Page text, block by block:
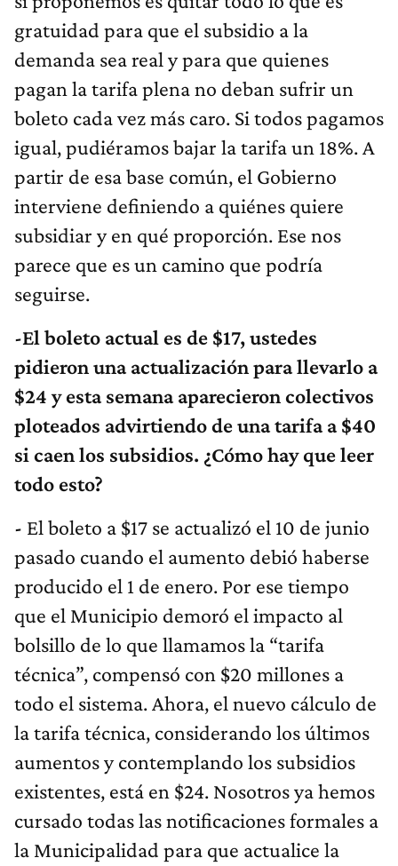
gratuidad para que el subsidio a la
demanda sea real y para que quienes
pagan la tarifa plena no deban sufrir un
boleto cada vez más caro. Si todos pagamos
igual, pudiéramos bajar la tarifa un 18%. A
partir de esa base común, el Gobierno
interviene definiendo a quiénes quiere
subsidiar y en qué proporción. Ese nos
parece que es un camino que podría
seguirse.
-El boleto actual es de $17, ustedes
pidieron una actualización para llevarlo a
$24 y esta semana aparecieron colectivos
ploteados advirtiendo de una tarifa a $40
si caen los subsidios. ¿Cómo hay que leer
todo esto?
- El boleto a $17 se actualizó el 10 de junio
pasado cuando el aumento debió haberse
producido el 1 de enero. Por ese tiempo
que el Municipio demoró el impacto al
bolsillo de lo que llamamos la “tarifa
técnica”, compensó con $20 millones a
todo el sistema. Ahora, el nuevo cálculo de
la tarifa técnica, considerando los últimos
aumentos y contemplando los subsidios
existentes, está en $24. Nosotros ya hemos
cursado todas las notificaciones formales a
la Municipalidad para que actualice la